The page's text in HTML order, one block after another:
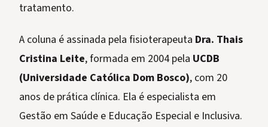
tratamento.
A coluna é assinada pela fisioterapeuta Dra. Thais
Cristina Leite, formada em 2004 pela UCDB
(Universidade Católica Dom Bosco), com 20
anos de prática clínica. Ela é especialista em
Gestão em Saúde e Educação Especial e Inclusiva.